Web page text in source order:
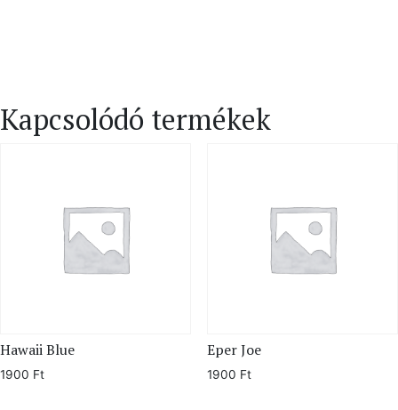
Kapcsolódó termékek
Hawaii Blue
1900 Ft
Eper Joe
1900 Ft